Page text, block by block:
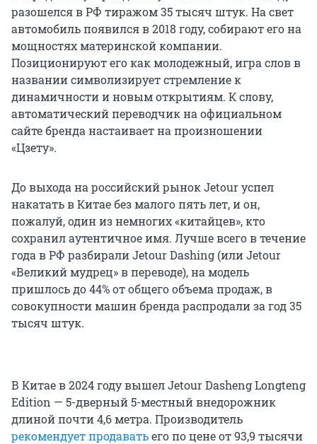
разошелся в РФ тиражом 35 тысяч штук. На свет
автомобиль появился в 2018 году, собирают его на
мощностях материнской компании.
Позиционируют его как молодежный, игра слов в
названии символизирует стремление к
динамичности и новым открытиям. К слову,
автоматический переводчик на официальном
сайте бренда настаивает на произношении
«Цзету».
До выхода на российский рынок Jetour успел
накатать в Китае без малого пять лет, и он,
пожалуй, один из немногих «китайцев», кто
сохранил аутентичное имя. Лучше всего в течение
года в РФ разбирали Jetour Dashing (или Jetour
«Великий мудрец» в переводе), на модель
пришлось до 44% от общего объема продаж, в
совокупности машин бренда распродали за год 35
тысяч штук.
В Китае в 2024 году вышел Jetour Dasheng Longteng
Edition — 5-дверный 5-местный внедорожник
длиной почти 4,6 метра. Производитель
рекомендует продаватьего по цене от 93,9 тысячи